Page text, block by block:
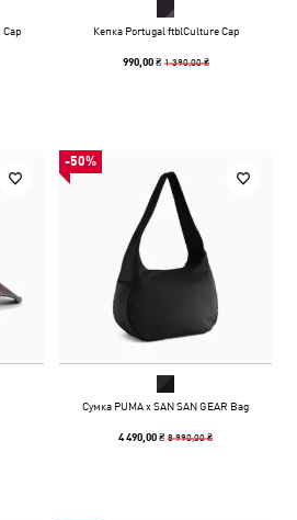
Cap Кепка Portugal ftblCulture Cap
990,00 ₴ 1 390,00 ₴
-50%
Сумка PUMA x SAN SAN GEAR Bag
4 490,00 ₴8 990,00 ₴